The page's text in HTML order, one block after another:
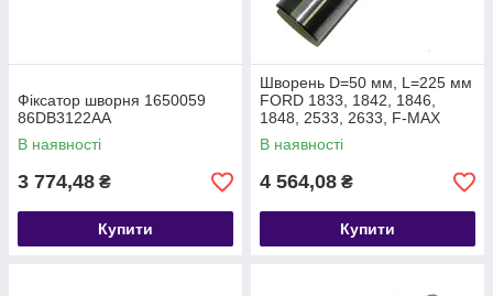
Фіксатор шворня 1650059
86DB3122AA
В наявності
3 774,48 ₴
Купити
Шворень D=50 мм, L=225 мм
FORD 1833, 1842, 1846,
1848, 2533, 2633, F-MAX
T202640 DC463115AA
В наявності
4 564,08 ₴
Купити